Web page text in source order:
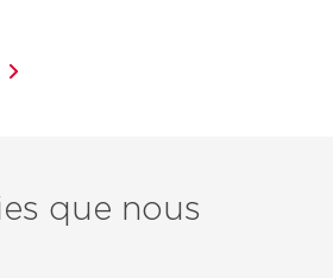
que nous